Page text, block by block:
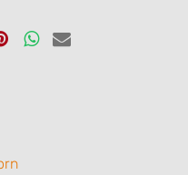
DelenDelen